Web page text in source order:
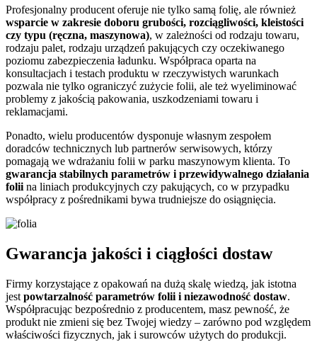
Profesjonalny producent oferuje nie tylko samą folię, ale również
wsparcie w zakresie doboru grubości, rozciągliwości, kleistości
czy typu (ręczna, maszynowa), w zależności od rodzaju towaru,
rodzaju palet, rodzaju urządzeń pakujących czy oczekiwanego
poziomu zabezpieczenia ładunku. Współpraca oparta na
konsultacjach i testach produktu w rzeczywistych warunkach
pozwala nie tylko ograniczyć zużycie folii, ale też wyeliminować
problemy z jakością pakowania, uszkodzeniami towaru i
reklamacjami.
Ponadto, wielu producentów dysponuje własnym zespołem
doradców technicznych lub partnerów serwisowych, którzy
pomagają we wdrażaniu folii w parku maszynowym klienta. To
gwarancja stabilnych parametrów i przewidywalnego działania
foliina liniach produkcyjnych czy pakujących, co w przypadku
współpracy z pośrednikami bywa trudniejsze do osiągnięcia.
Gwarancja jakości i ciągłości dostaw
Firmy korzystające z opakowań na dużą skalę wiedzą, jak istotna
jest powtarzalność parametrów folii i niezawodność dostaw.
Współpracując bezpośrednio z producentem, masz pewność, że
produkt nie zmieni się bez Twojej wiedzy – zarówno pod względem
właściwości fizycznych, jak i surowców użytych do produkcji.